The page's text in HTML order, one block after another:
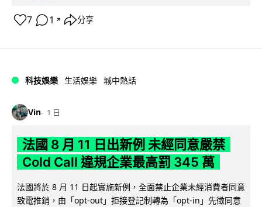
7 1 ↗ 分享
科技娛樂 生活娛樂 城中熱話
Vin 1 日
法國 8 月 11 日出新例 未經同意嚴禁
Cold Call 違規企業最高罰 345 萬
法國將於 8 月 11 日起實施新例，全面禁止企業未經消費者同意
致電推銷，由「opt-out」拒接登記制轉為「opt-in」先徵同意